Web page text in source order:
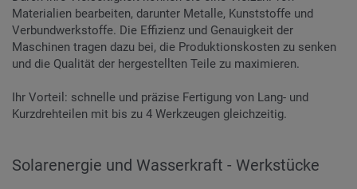
Materialien bearbeiten, darunter Metalle, Kunststoffe und
Verbundwerkstoffe. Die Effizienz und Genauigkeit der
Maschinen tragen dazu bei, die Produktionskosten zu senken
und die Qualität der hergestellten Teile zu maximieren.
Ihr Vorteil: schnelle und präzise Fertigung von Lang- und
Kurzdrehteilen mit bis zu 4 Werkzeugen gleichzeitig.
Solarenergie und Wasserkraft - Werkstücke